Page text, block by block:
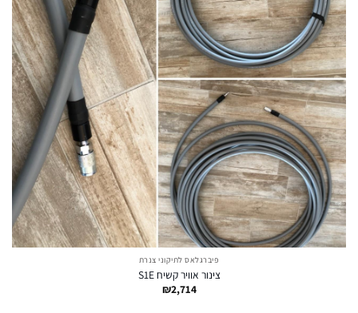
פיברגלאס לתיקוני צנרת
צינור אוויר קשיח S1E
₪2,714